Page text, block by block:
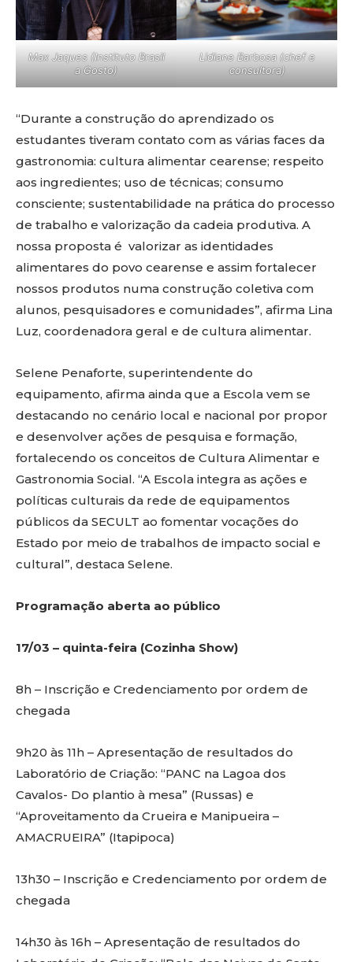
Max Jaques (Instituto Brasil
a Gosto)
Lidiane Barbosa (chef e
consultora)
“Durante a construção do aprendizado os
estudantes tiveram contato com as várias faces da
gastronomia: cultura alimentar cearense; respeito
aos ingredientes; uso de técnicas; consumo
consciente; sustentabilidade na prática do processo
de trabalho e valorização da cadeia produtiva. A
nossa proposta é valorizar as identidades
alimentares do povo cearense e assim fortalecer
nossos produtos numa construção coletiva com
alunos, pesquisadores e comunidades”, afirma Lina
Luz, coordenadora geral e de cultura alimentar.
Selene Penaforte, superintendente do
equipamento, afirma ainda que a Escola vem se
destacando no cenário local e nacional por propor
e desenvolver ações de pesquisa e formação,
fortalecendo os conceitos de Cultura Alimentar e
Gastronomia Social. “A Escola integra as ações e
políticas culturais da rede de equipamentos
públicos da SECULT ao fomentar vocações do
Estado por meio de trabalhos de impacto social e
cultural”, destaca Selene.
Programação aberta ao público
17/03 – quinta-feira (Cozinha Show)
8h – Inscrição e Credenciamento por ordem de
chegada
9h20 às 11h – Apresentação de resultados do
Laboratório de Criação: “PANC na Lagoa dos
Cavalos- Do plantio à mesa” (Russas) e
“Aproveitamento da Crueira e Manipueira –
AMACRUEIRA” (Itapipoca)
13h30 – Inscrição e Credenciamento por ordem de
chegada
14h30 às 16h – Apresentação de resultados do